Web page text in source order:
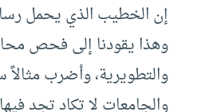
إن الخطيب الذي يحمل
وهذا يقودنا إلى فحص
والتطويرية، وأضرب مثالاً
والجامعات لا تكاد تجد